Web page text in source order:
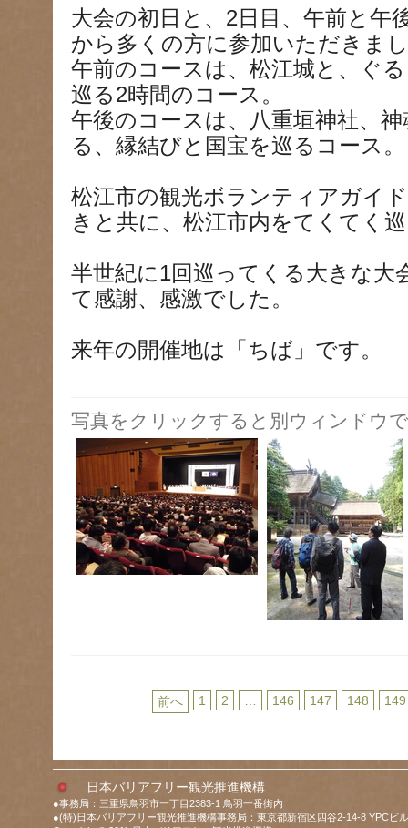
大会の初日と、2日目、午前と午
から多くの方に参加いただきま
午前のコースは、松江城と、ぐ
巡る2時間のコース。
午後のコースは、八重垣神社、
る、縁結びと国宝を巡るコース。
松江市の観光ボランティアガイ
きと共に、松江市内をてくてく
半世紀に1回巡ってくる大きな大
て感謝、感激でした。
来年の開催地は「ちば」です。
写真をクリックすると別ウィンドウ
前へ 1 2 146 147 148 149
日本バリアフリー観光推進機構
●事務局：三重県鳥羽市一丁目2383-1 鳥羽一番街内
●(特)日本バリアフリー観光推進機構事務局：東京都新宿区四谷2-14-8 YPCビ